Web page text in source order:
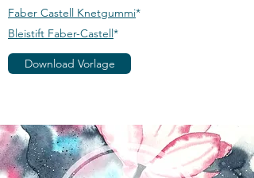
Faber Castell Knetgummi*
Bleistift Faber-Castell*​
Download Vorlage